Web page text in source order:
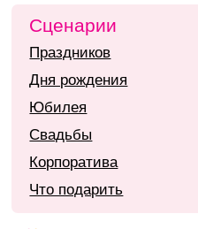
Сценарии
Праздников
Дня рождения
Юбилея
Свадьбы
Корпоратива
Что подарить